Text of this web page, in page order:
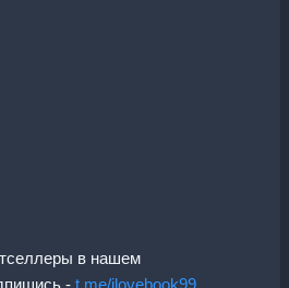
в нашем
- t.me/ilovebook99